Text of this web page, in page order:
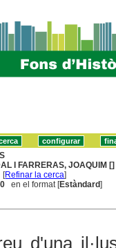
I FARRERAS, JOAQUIM []
[Refinar la cerca]
en el format [Estàndard]
d'una